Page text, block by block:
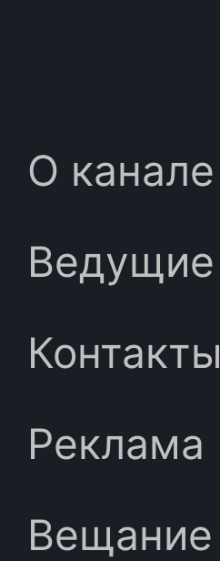
О канале
Ведущие
Контакты
Реклама
Вещание